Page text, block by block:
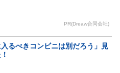
PR(Dreaw合同会社)
入るべきコンビニは別だろう」見